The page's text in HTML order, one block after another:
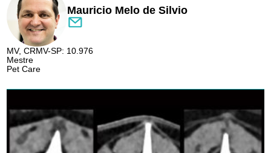
Mauricio Melo de Silvio
MV, CRMV-SP: 10.976
Mestre
Pet Care